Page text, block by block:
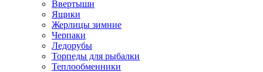
Ввертыши
Ящики
Жерлицы зимние
Черпаки
Ледорубы
Торпеды для рыбалки
Теплообменники